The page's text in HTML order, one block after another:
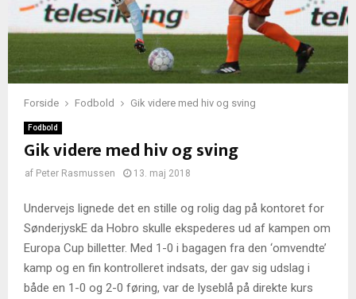
Forside Fodbold Gik videre med hiv og sving
Fodbold
Gik videre med hiv og sving
af Peter Rasmussen 13. maj 2018
Undervejs lignede det en stille og rolig dag på kontoret for
SønderjyskE da Hobro skulle ekspederes ud af kampen om
Europa Cup billetter. Med 1-0 i bagagen fra den ‘omvendte’
kamp og en fin kontrolleret indsats, der gav sig udslag i
både en 1-0 og 2-0 føring, var de lyseblå på direkte kurs